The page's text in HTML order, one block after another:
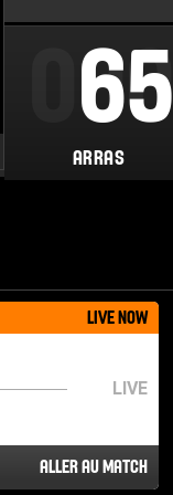
000
65
ARRAS
LIVE NOW
LIVE
ALLER AU MATCH